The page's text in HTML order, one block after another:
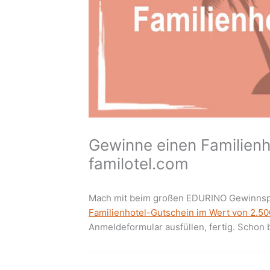
Gewinne einen
familotel.com
Mach mit beim großen EDURINO
Familienhotel-Gutschein im Wert von
Anmeldeformular ausfüllen, fertig. Schon